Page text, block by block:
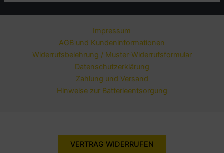
Impressum
AGB und Kundeninformationen
Widerrufsbelehrung / Muster-Widerrufsformular
Datenschutzerklärung
Zahlung und Versand
Hinweise zur Batterieentsorgung
VERTRAG WIDERRUFEN